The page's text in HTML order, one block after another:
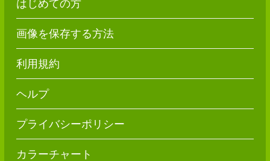
はじめての方
画像を保存する方法
利用規約
ヘルプ
プライバシーポリシー
カラーチャート